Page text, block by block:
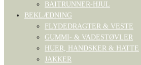
BAITRUNNER-HJUL
BEKLÆDNING
FLYDEDRAGTER & VESTE
GUMMI- & VADESTØVLER
HUER, HANDSKER & HATTE
JAKKER